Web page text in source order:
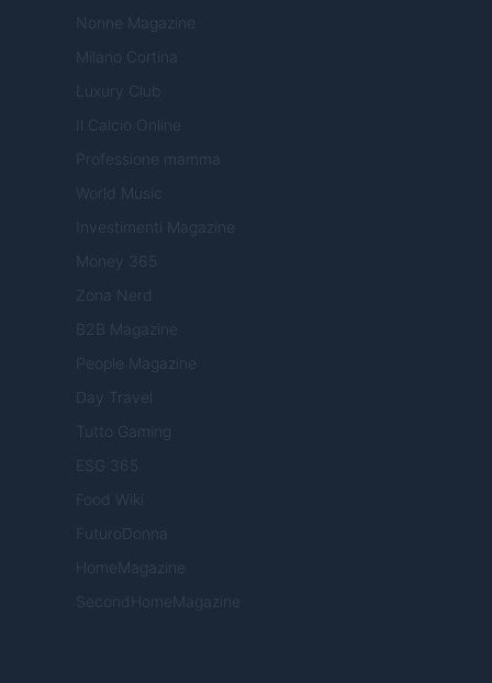
Nonne Magazine
Milano Cortina
Luxury Club
Il Calcio Online
Professione mamma
World Music
Investimenti Magazine
Money 365
Zona Nerd
B2B Magazine
People Magazine
Day Travel
Tutto Gaming
ESG 365
Food Wiki
FuturoDonna
HomeMagazine
SecondHomeMagazine